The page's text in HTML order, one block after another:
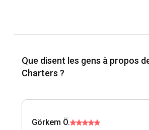
Que disent les gens à propos
Charters ?
Görkem Ö.